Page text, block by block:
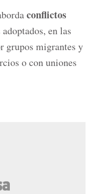
conflictos
en las
grupos migrantes y
o con uniones